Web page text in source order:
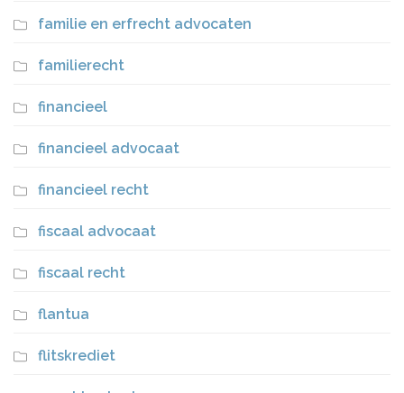
familie en erfrecht advocaten
familierecht
financieel
financieel advocaat
financieel recht
fiscaal advocaat
fiscaal recht
flantua
flitskrediet